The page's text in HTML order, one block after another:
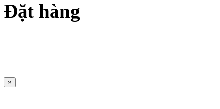
Đặt hàng
×